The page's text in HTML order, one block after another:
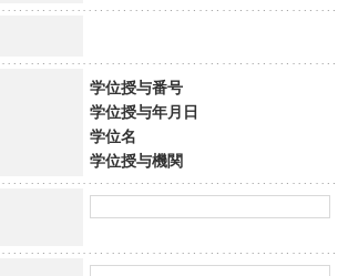
学位授与番号
学位授与年月日
学位名
学位授与機関